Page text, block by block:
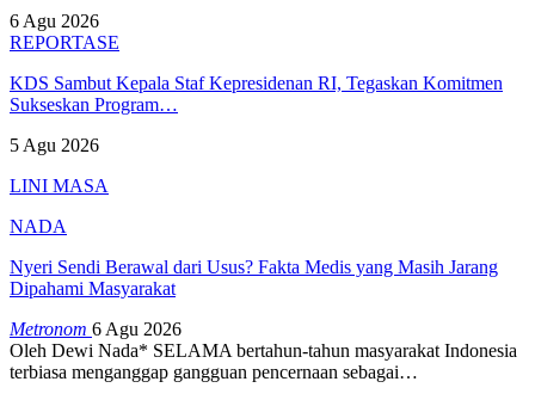
6 Agu 2026
REPORTASE
KDS Sambut Kepala Staf Kepresidenan RI, Tegaskan Komitmen
Sukseskan Program…
5 Agu 2026
LINI MASA
NADA
Nyeri Sendi Berawal dari Usus? Fakta Medis yang Masih Jarang
Dipahami Masyarakat
Metronom 6 Agu 2026
Oleh Dewi Nada* SELAMA bertahun-tahun masyarakat Indonesia
terbiasa menganggap gangguan pencernaan sebagai…